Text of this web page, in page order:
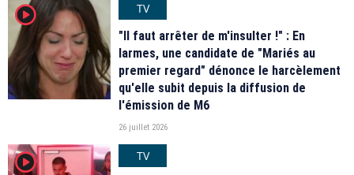
player2
TV
"Il faut arrêter de m'insulter !" : En
larmes, une candidate de "Mariés au
premier regard" dénonce le harcèlement
qu'elle subit depuis la diffusion de
l'émission de M6
26 juillet 2026
player2 TV